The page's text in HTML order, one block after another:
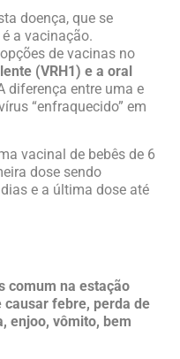
doença, que se
a vacinação.
de vacinas no
(VRH1) e a oral
diferença entre uma e
“enfraquecido” em
vacinal de bebês de 6
dose sendo
e a última dose até
comum na estação
causar febre, perda de
enjoo, vômito, bem